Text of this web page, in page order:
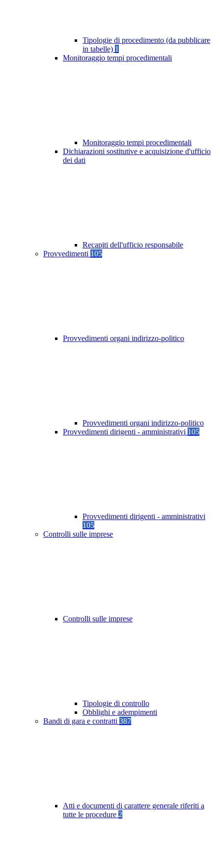
Tipologie di procedimento (da pubblicare
in tabelle) 1
Monitoraggio tempi procedimentali
Monitoraggio tempi procedimentali
Dichiarazioni sostitutive e acquisizione d'ufficio
dei dati
Recapiti dell'ufficio responsabile
Provvedimenti 105
Provvedimenti organi indirizzo-politico
Provvedimenti organi indirizzo-politico
Provvedimenti dirigenti - amministrativi 105
Provvedimenti dirigenti - amministrativi
105
Controlli sulle imprese
Controlli sulle imprese
Tipologie di controllo
Obblighi e adempimenti
Bandi di gara e contratti 387
Atti e documenti di carattere generale riferiti a
tutte le procedure 2